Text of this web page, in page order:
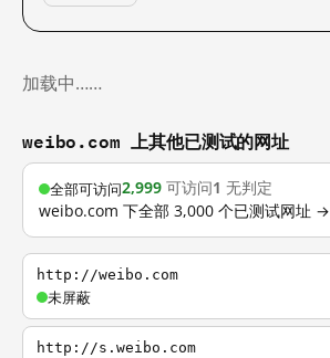
加载中……
weibo.com 上其他已测试的网址
全部可访问2,999 可访问1 无判定
weibo.com 下全部 3,000 个已测试网址 →
http://weibo.com
未屏蔽
http://s.weibo.com